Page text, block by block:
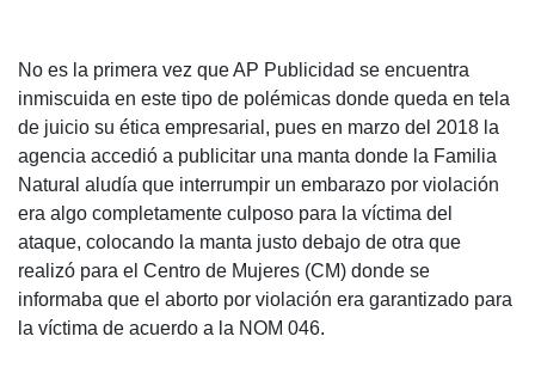
No es la primera vez que AP Publicidad se encuentra
inmiscuida en este tipo de polémicas donde queda en tela
de juicio su ética empresarial, pues en marzo del 2018 la
agencia accedió a publicitar una manta donde la Familia
Natural aludía que interrumpir un embarazo por violación
era algo completamente culposo para la víctima del
ataque, colocando la manta justo debajo de otra que
realizó para el Centro de Mujeres (CM) donde se
informaba que el aborto por violación era garantizado para
la víctima de acuerdo a la NOM 046.